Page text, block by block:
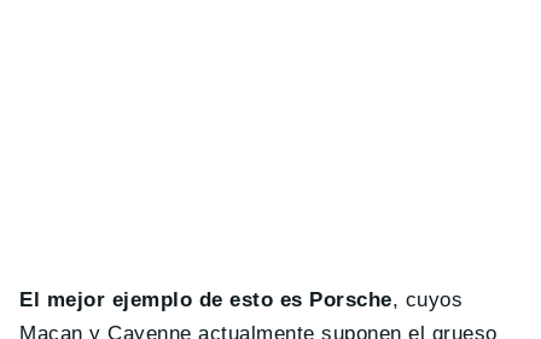
El mejor ejemplo de esto es Porsche, cuyos
Macan y Cayenne actualmente suponen el grueso